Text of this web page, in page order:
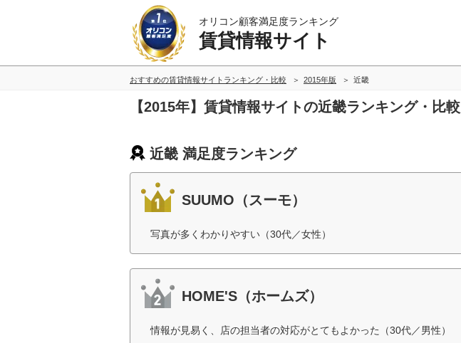
オリコン顧客満足度ランキング
賃貸情報サイト
おすすめの賃貸情報サイトランキング・比較 2015年版 近畿
【2015年】賃貸情報サイトの近畿ランキング・比較
近畿 満足度ランキング
SUUMO（スーモ）
写真が多くわかりやすい（30代／女性）
HOME'S（ホームズ）
情報が見易く、店の担当者の対応がとてもよかった（30代／男性）